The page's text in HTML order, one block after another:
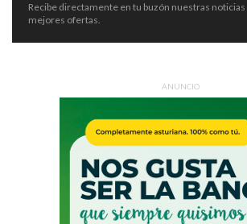
Recibe directamente en tu buzón nuestras noticias
mejores ofertas.
ANUNCIO